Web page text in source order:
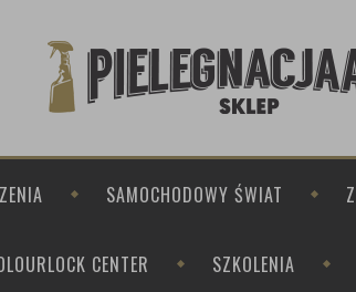
SAMOCHODOWY ŚWIAT
CENTER SZKOLENIA